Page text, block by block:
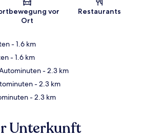
Karte
vor
Ort
Restaurants
- 1.6 km
- 1.6 km
- 2.3 km
- 2.3 km
- 2.3 km
Unterkunft